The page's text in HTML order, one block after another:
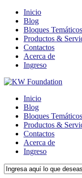
Inicio
Blog
Bloques Temáticos
Productos &
Contactos
Acerca de
Ingreso
Inicio
Blog
Bloques Temáticos
Productos &
Contactos
Acerca de
Ingreso